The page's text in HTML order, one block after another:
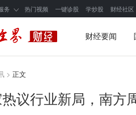
务 热门视频 一键诊股 学炒股 财经社区
财经要闻
> 正文
议行业新局，南方